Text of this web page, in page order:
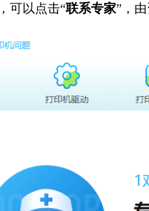
可以点击“联系专家”，